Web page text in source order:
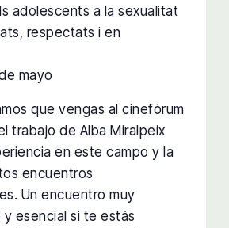
adolescents a la sexualitat
respectats i en
mayo
que vengas al cinefórum
trabajo de Alba Miralpeix
en este campo y la
encuentros
Un encuentro muy
esencial si te estás